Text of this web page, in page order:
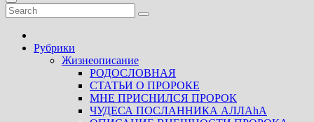
Рубрики
Жизнеописание
РОДОСЛОВНАЯ
СТАТЬИ О ПРОРОКЕ
МНЕ ПРИСНИЛСЯ ПРОРОК
ЧУДЕСА ПОСЛАННИКА АЛЛАhА